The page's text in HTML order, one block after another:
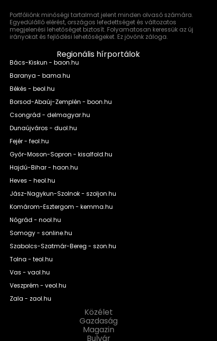
Portfóliónk minőségi tartalmat jelent minden olvasó számára.
Egyedülálló elérést, országos lefedettséget és változatos
megjelenési lehetőséget biztosít. Folyamatosan keressük az új
irányokat és fejlődési lehetőségeket. Ez jövőnk záloga.
Regionális hírportálok
Bács-Kiskun - baon.hu
Baranya - bama.hu
Békés - beol.hu
Borsod-Abaúj-Zemplén - boon.hu
Csongrád - delmagyar.hu
Dunaújváros - duol.hu
Fejér - feol.hu
Győr-Moson-Sopron - kisalfold.hu
Hajdú-Bihar - haon.hu
Heves - heol.hu
Jász-Nagykun-Szolnok - szoljon.hu
Komárom-Esztergom - kemma.hu
Nógrád - nool.hu
Somogy - sonline.hu
Szabolcs-Szatmár-Bereg - szon.hu
Tolna - teol.hu
Vas - vaol.hu
Veszprém - veol.hu
Zala - zaol.hu
Közélet
Gazdaság
Magazin
Bulvár